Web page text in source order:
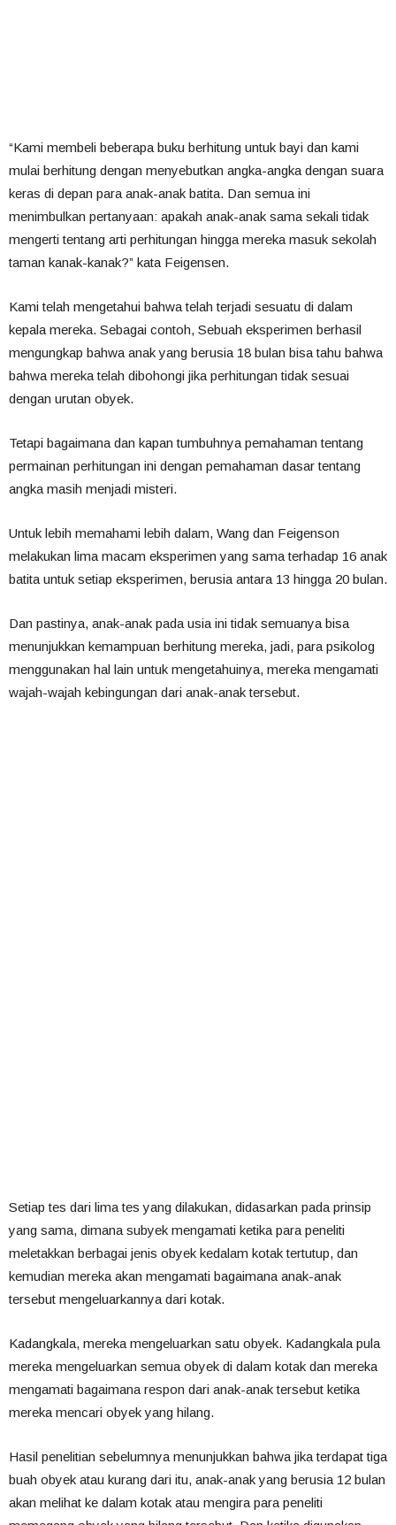
“Kami membeli beberapa buku berhitung untuk bayi dan kami
mulai berhitung dengan menyebutkan angka-angka dengan suara
keras di depan para anak-anak batita. Dan semua ini
menimbulkan pertanyaan: apakah anak-anak sama sekali tidak
mengerti tentang arti perhitungan hingga mereka masuk sekolah
taman kanak-kanak?” kata Feigensen.
Kami telah mengetahui bahwa telah terjadi sesuatu di dalam
kepala mereka. Sebagai contoh, Sebuah eksperimen berhasil
mengungkap bahwa anak yang berusia 18 bulan bisa tahu bahwa
bahwa mereka telah dibohongi jika perhitungan tidak sesuai
dengan urutan obyek.
Tetapi bagaimana dan kapan tumbuhnya pemahaman tentang
permainan perhitungan ini dengan pemahaman dasar tentang
angka masih menjadi misteri.
Untuk lebih memahami lebih dalam, Wang dan Feigenson
melakukan lima macam eksperimen yang sama terhadap 16 anak
batita untuk setiap eksperimen, berusia antara 13 hingga 20 bulan.
Dan pastinya, anak-anak pada usia ini tidak semuanya bisa
menunjukkan kemampuan berhitung mereka, jadi, para psikolog
menggunakan hal lain untuk mengetahuinya, mereka mengamati
wajah-wajah kebingungan dari anak-anak tersebut.
Setiap tes dari lima tes yang dilakukan, didasarkan pada prinsip
yang sama, dimana subyek mengamati ketika para peneliti
meletakkan berbagai jenis obyek kedalam kotak tertutup, dan
kemudian mereka akan mengamati bagaimana anak-anak
tersebut mengeluarkannya dari kotak.
Kadangkala, mereka mengeluarkan satu obyek. Kadangkala pula
mereka mengeluarkan semua obyek di dalam kotak dan mereka
mengamati bagaimana respon dari anak-anak tersebut ketika
mereka mencari obyek yang hilang.
Hasil penelitian sebelumnya menunjukkan bahwa jika terdapat tiga
buah obyek atau kurang dari itu, anak-anak yang berusia 12 bulan
akan melihat ke dalam kotak atau mengira para peneliti